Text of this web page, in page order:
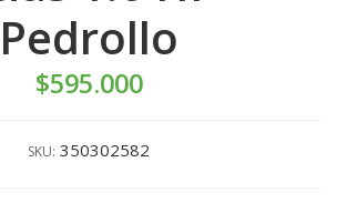
Pedrollo
$595.000
SKU: 350302582